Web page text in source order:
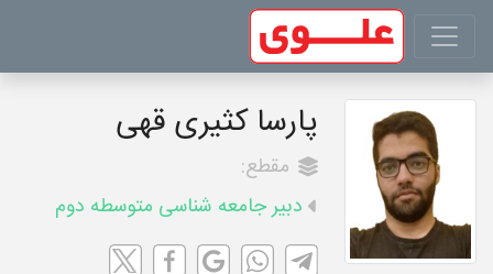
پارسا کثیری قهی
مقطع:
دبیر جامعه شناسی متوسطه دوم